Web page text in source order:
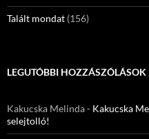
Talált mondat (156)
LEGUTÓBBI HOZZÁSZÓLÁSOK
Kakucska Melinda- Kakucska
selejtolló!